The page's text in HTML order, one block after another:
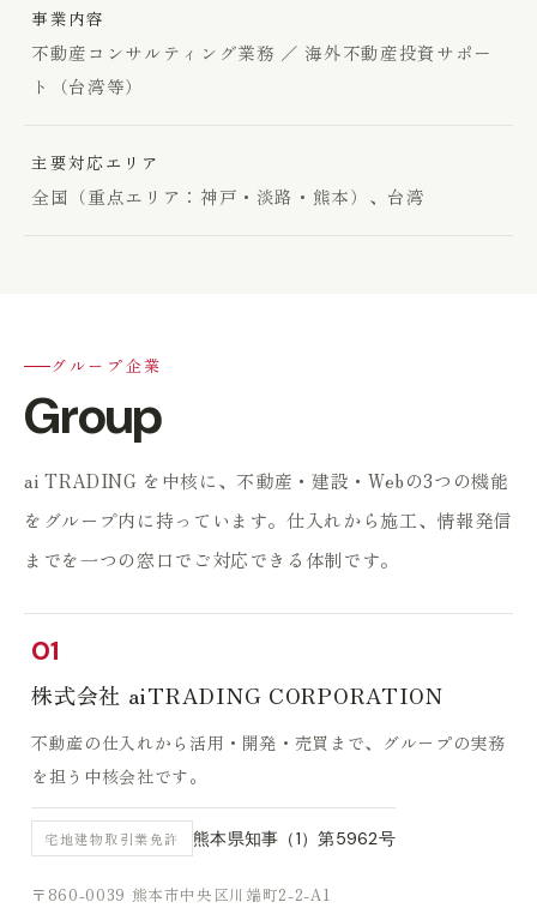
事業内容
不動産コンサルティング業務 ／ 海外不動産投資サポー
ト（台湾等）
主要対応エリア
全国（重点エリア：神戸・淡路・熊本）、台湾
グループ企業
Group
ai TRADING を中核に、不動産・建設・Webの3つの機能
をグループ内に持っています。仕入れから施工、情報発信
までを一つの窓口でご対応できる体制です。
01
株式会社 aiTRADING CORPORATION
不動産の仕入れから活用・開発・売買まで、グループの実務
を担う中核会社です。
宅地建物取引業免許 熊本県知事（1）第5962号
〒860-0039 熊本市中央区川端町2-2-A1